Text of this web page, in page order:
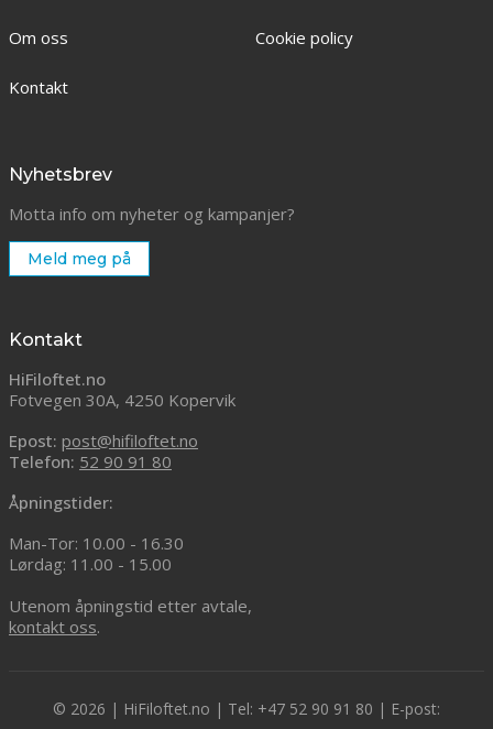
Om oss
Kontakt
Cookie policy
Nyhetsbrev
Motta info om nyheter og kampanjer?
Meld meg på
Kontakt
HiFiloftet.no
Fotvegen 30A, 4250 Kopervik
Epost: post@hifiloftet.no
Telefon: 52 90 91 80
Åpningstider:
Man-Tor: 10.00 - 16.30
Lørdag: 11.00 - 15.00
Utenom åpningstid etter avtale,
kontakt oss.
© 2026 | HiFiloftet.no | Tel: +47 52 90 91 80 | E-post: